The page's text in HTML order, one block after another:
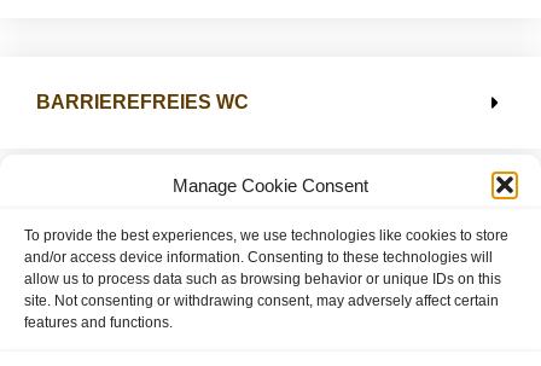
Manage Cookie Consent
To provide the best experiences, we use technologies like cookies to store
and/or access device information. Consenting to these technologies will
allow us to process data such as browsing behavior or unique IDs on this
site. Not consenting or withdrawing consent, may adversely affect certain
features and functions.
BARRIEREFREIES WC
KONTAKT